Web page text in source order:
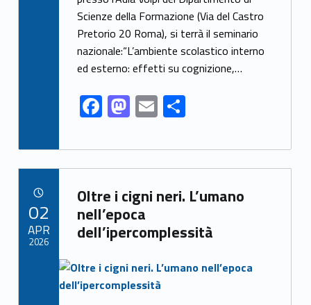
b
o
o
k
d
o
n
l e
Scienze della Formazione (Via del Castro
Pretorio 20 Roma), si terrà il seminario
nazionale:“L’ambiente scolastico interno
ed esterno: effetti su cognizione,…
F
ac
e
b
o
o
k
M
as
to
d
o
n
E
m
ai
l
S
ar
e
Link identifier archive #link-archive-96799
Oltre i cigni neri. L’umano
nell’epoca
dell’ipercomplessità
Link identifier archive #link-archive-thumb-soap-54813
02
APR
2026